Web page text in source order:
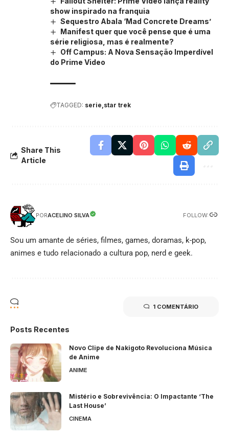
show inspirado na franquia
Sequestro Abala ‘Mad Concrete Dreams’
Manifest quer que você pense que é uma
série religiosa, mas é realmente?
Off Campus: A Nova Sensação Imperdível
do Prime Video
TAGGED: serie star trek
Share This
Article
PORACELINO SILVA FOLLOW:
Sou um amante de séries, filmes, games, doramas, k-pop,
animes e tudo relacionado a cultura pop, nerd e geek.
1 COMENTÁRIO
Posts Recentes
Novo Clipe de Nakigoto Revoluciona Música
de Anime
ANIME
Mistério e Sobrevivência: O Impactante ‘The
Last House’
CINEMA